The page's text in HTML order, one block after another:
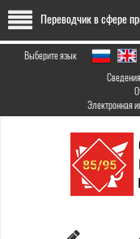
Перейти
основному
содержанию
Переводчик в сфере
Выберите язык
Электронная